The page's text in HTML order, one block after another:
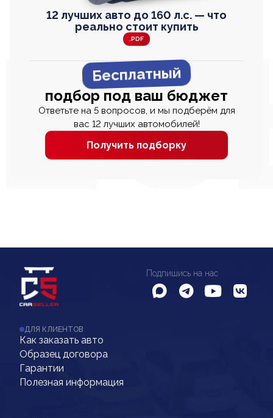
12 лучших авто до 160 л.с. — что
реально стоит купить
.PDF
Бесплатный
подбор под ваш бюджет
Ответьте на 5 вопросов, и мы подберём для
вас 12 лучших автомобилей!
Получить подборку
Подпишись на нас
ДЛЯ КЛИЕНТОВ
Как заказать авто
Образец договора
Гарантии
Полезная информация